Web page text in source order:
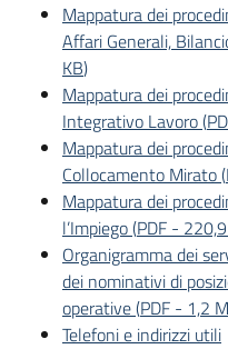
centri
l'impiego
Lavoro
per
Seguici
Mappatura dei
Affari Generali,
KB)
Mappatura dei
Integrativo Lavoro(
Mappatura dei
Collocamento Mirato(
Mappatura dei
l’Impiego(PDF -
Organigramma dei
dei nominativi di
operative(PDF - 1,2
Telefoni e indirizzi utili